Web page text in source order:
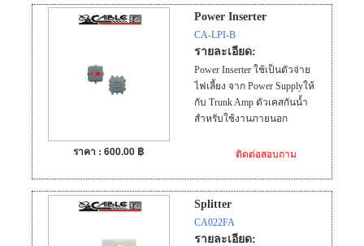
Power Inserter
CA-LPI-B
รายละเอียด:
Power Inserter ใช้เป็นตัวจ่าย
ไฟเลี้ยง จาก Power Supplyให้
กับ Trunk Amp ตัวเคสกันน้ำ
สำหรับใช้งานภายนอก
ราคา : 600.00 ฿ ติดต่อสอบถาม
Splitter
CA022FA
รายละเอียด: